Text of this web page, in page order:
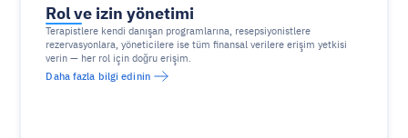
Rol ve izin yönetimi
Terapistlere kendi danışan programlarına, resepsiyonistlere
rezervasyonlara, yöneticilere ise tüm finansal verilere erişim yetkisi
verin — her rol için doğru erişim.
Daha fazla bilgi edinin